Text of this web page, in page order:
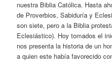
nuestra Biblia Católica. Hasta
de Proverbios, Sabiduría y
son siete, pero a la Biblia
Eclesiástico). Hoy tomados el
nos presenta la historia de un
a quien este había favorecido